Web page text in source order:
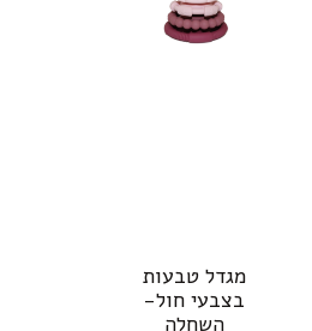
מגדל טבעות
בצבעי חול-
השחלה